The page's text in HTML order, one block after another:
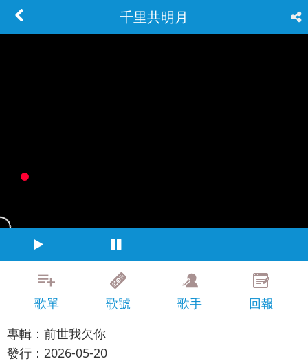
千里共明月
歌單 歌號 歌手
回報
專輯：前世我欠你
發行：2026-05-20